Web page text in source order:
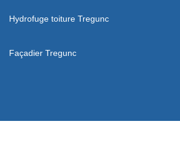
Hydrofuge toiture Tregunc
Façadier Tregunc